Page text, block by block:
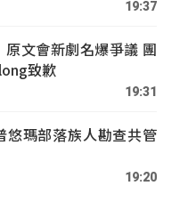
19:37
原文會新劇名爆爭議 團
致歉
19:31
悠瑪部落族人勘查共管
19:20